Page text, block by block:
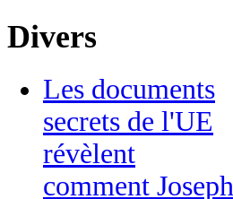
Divers
Les documents
secrets de l'UE
révèlent
comment Joseph